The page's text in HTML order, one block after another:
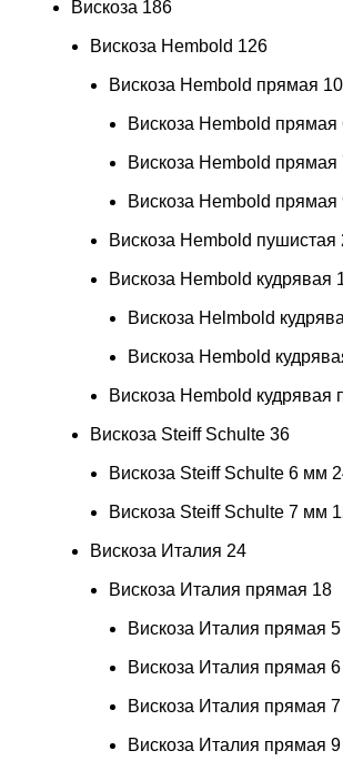
Вискоза 186
Вискоза Hembold 126
Вискоза Hembold прямая
Вискоза Hembold
Вискоза Hembold
Вискоза Hembold
Вискоза Hembold пушистая
Вискоза Hembold кудрявая
Вискоза Helmbold
Вискоза Hembold
Вискоза Hembold кудрявая
Вискоза Steiff Schulte 36
Вискоза Steiff Schulte 6 мм
Вискоза Steiff Schulte 7 мм
Вискоза Италия 24
Вискоза Италия прямая 18
Вискоза Италия прямая
Вискоза Италия прямая
Вискоза Италия прямая
Вискоза Италия прямая